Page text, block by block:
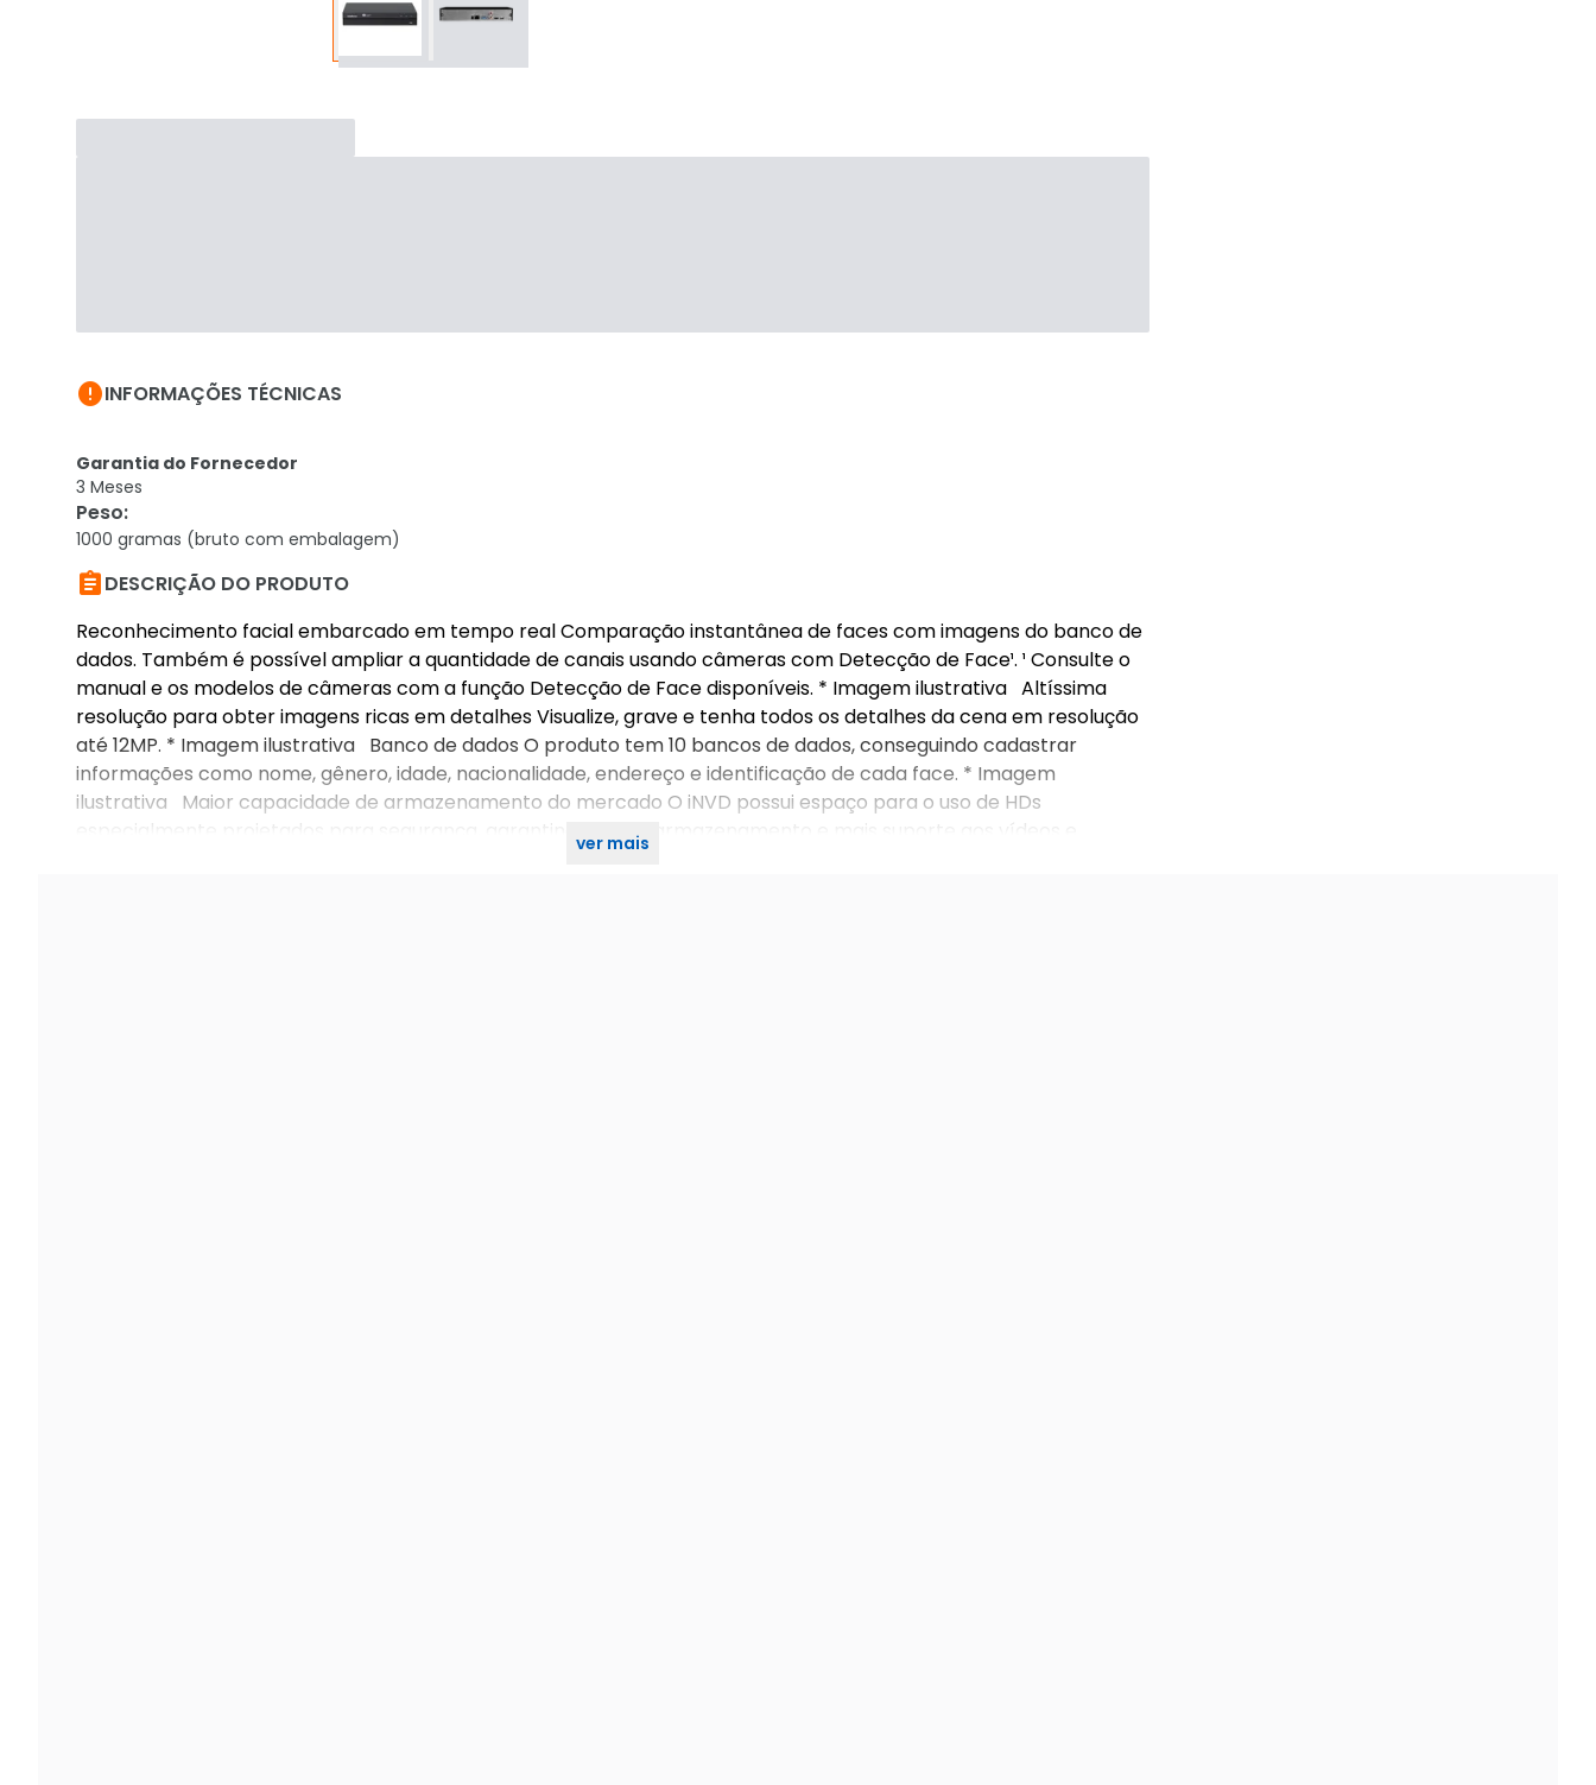
INFORMAÇÕES TÉCNICAS
Garantia do Fornecedor
3 Meses
Peso:
1000 gramas (bruto com embalagem)
DESCRIÇÃO DO PRODUTO
Reconhecimento facial embarcado em tempo real Comparação instantânea de faces com imagens do banco de
dados. Também é possível ampliar a quantidade de canais usando câmeras com Detecção de Face¹. ¹ Consulte o
manual e os modelos de câmeras com a função Detecção de Face disponíveis. * Imagem ilustrativa Altíssima
resolução para obter imagens ricas em detalhes Visualize, grave e tenha todos os detalhes da cena em resolução
até 12MP. * Imagem ilustrativa Banco de dados O produto tem 10 bancos de dados, conseguindo cadastrar
informações como nome, gênero, idade, nacionalidade, endereço e identificação de cada face. * Imagem
ilustrativa Maior capacidade de armazenamento do mercado O iNVD possui espaço para o uso de HDs
especialmente projetados para segurança, garantindo maior armazenamento e mais suporte aos vídeos e
ver mais